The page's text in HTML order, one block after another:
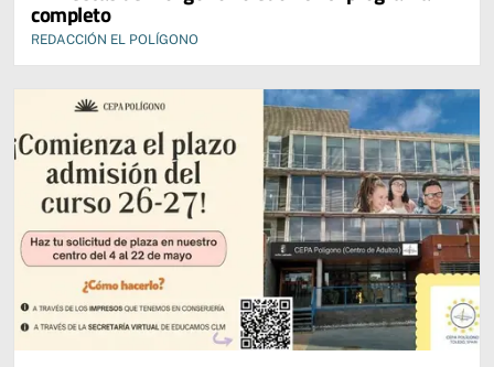
completo
REDACCIÓN EL POLÍGONO